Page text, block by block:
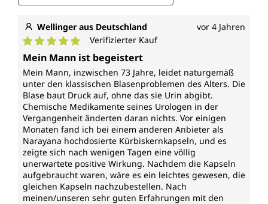
hauptsächlich in den Küstenregionen des
Sägepalme sind klein und beerenartig. Sie haben
eine lange Geschichte in der traditionellen Medizin
der Ureinwohner Nordamerikas.
Brennnesselwurzel-Extrakt wird aus der Wurzel der
Brennnessel (Urtica dioica) hergestellt. Sie ist in
Europa, Asien, Nordafrika und Nordamerika
heimisch. Die Brennnessel ist für ihre stechenden
Härchen bekannt, die bei Berührung ein brennendes
Gefühl verursachen. Die Brennnessel hat eine lange
Tradition in der europäischen Volksmedizin und wird
sowohl als Nahrungsmittel als auch für
naturmedizinische Zwecke verwendet.
Wellinger aus Deutschland vor 4 Jahren
Durchschnittliche Bewertung von 5 von 5 Sternen
Verifizierter Kauf
Mein Mann ist begeistert
Mein Mann, inzwischen 73 Jahre, leidet naturgemäß
unter den klassischen Blasenproblemen des Alters. Die
Blase baut Druck auf, ohne das sie Urin abgibt.
Chemische Medikamente seines Urologen in der
Vergangenheit änderten daran nichts. Vor einigen
Monaten fand ich bei einem anderen Anbieter als
Narayana hochdosierte Kürbiskernkapseln, und es
zeigte sich nach wenigen Tagen eine völlig
unerwartete positive Wirkung. Nachdem die Kapseln
aufgebraucht waren, wäre es ein leichtes gewesen, die
gleichen Kapseln nachzubestellen. Nach
meinen/unseren sehr guten Erfahrungen mit den